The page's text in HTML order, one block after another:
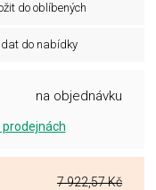
do oblíbených
do nabídky
na objednávku
7 922,57 Kč